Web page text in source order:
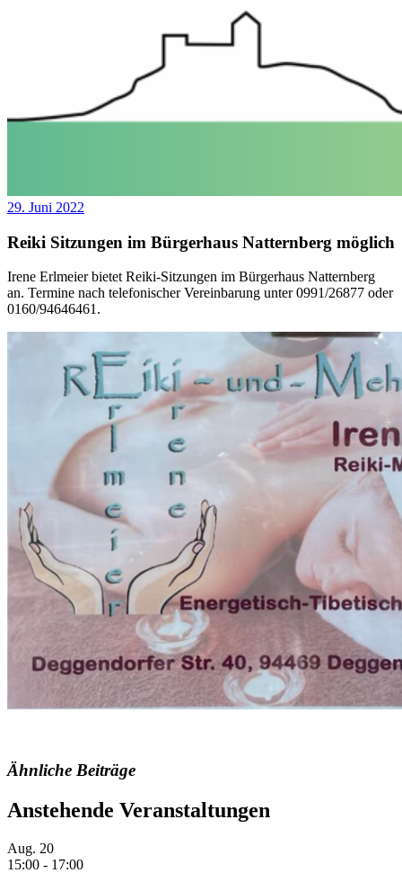
29. Juni 2022
Reiki Sitzungen im Bürgerhaus Natternberg möglich
Irene Erlmeier bietet Reiki-Sitzungen im Bürgerhaus Natternberg
an. Termine nach telefonischer Vereinbarung unter 0991/26877 oder
0160/94646461.
Ähnliche Beiträge
Anstehende Veranstaltungen
Aug. 20
15:00 - 17:00